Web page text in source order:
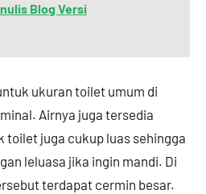
Blog Versi
ukuran toilet umum di
Airnya juga tersedia
juga cukup luas sehingga
leluasa jika ingin mandi. Di
terdapat cermin besar.